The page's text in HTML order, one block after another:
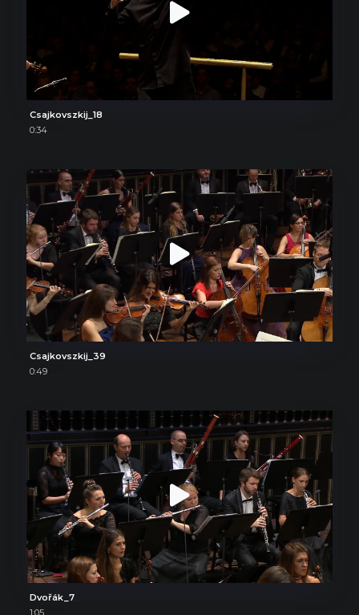
Csajkovszkij_18
0:34
Csajkovszkij_39
0:49
Dvořák_7
1:05